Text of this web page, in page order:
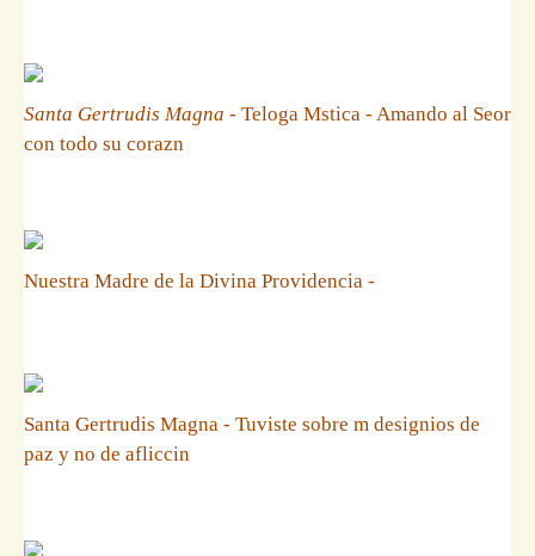
Santa Gertrudis Magna - Teloga Mstica - Amando al Seor
con todo su corazn
Nuestra Madre de la Divina Providencia -
Santa Gertrudis Magna - Tuviste sobre m designios de
paz y no de afliccin